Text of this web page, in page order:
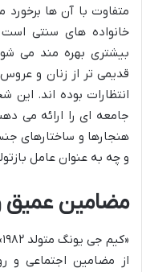
متفاوت با آن ها برخورد
خانواده های سنتی
بیشتری بهره مند می
قدیمی تر از زنان و
انتظارات بوده اند. این
جامعه ای را ارائه می
هنجارها و ساختارهای
و چه به عنوان عامل
مضامین عمیق و
از مضامین اجتماعی و